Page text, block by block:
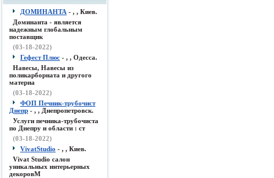
ДОМИНАНТА - , , Киев.
Доминанта - является
надежным глобальным
поставщик
(03-18-2022)
Гефест Плюс - , , Одесса.
Навесы, Навесы из
поликарборната и другого
материа
(03-18-2022)
ФОП Печник-трубочист
Днепр - , , Днепропетровск.
Услуги печника-трубочиста
по Днепру и области : ст
(03-18-2022)
VivatStudio - , , Киев.
Vivat Studio салон
уникальных интерьерных
декоровМ